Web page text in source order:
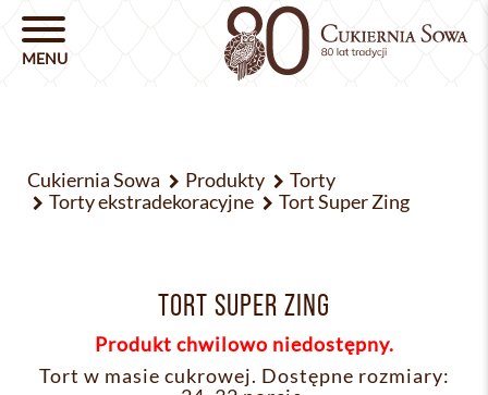
Cukiernia Sowa Produkty
Torty
Torty ekstradekoracyjne
Tort Super Zing
TORT SUPER ZING
Produkt chwilowo niedostępny.
Tort w masie cukrowej. Dostępne rozmiary: